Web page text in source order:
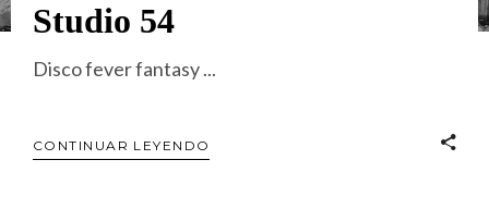
Studio 54
Disco fever fantasy
CONTINUAR LEYENDO